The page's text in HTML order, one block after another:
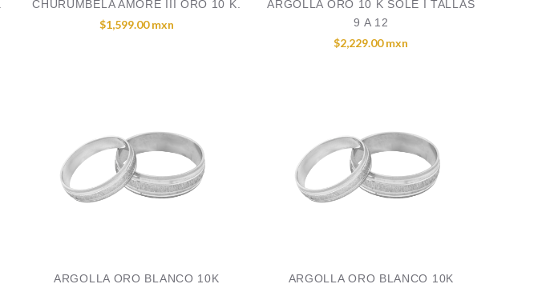
CHURUMBELA AMORE III ORO 10 K.
$1,599.00 mxn
ARGOLLA ORO 10 K SOLE I TALLAS
9 A 12
$2,229.00 mxn
ARGOLLA ORO BLANCO 10K
ARGOLLA ORO BLANCO 10K